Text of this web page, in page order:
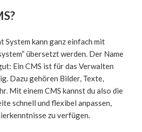
System kann ganz einfach mit
übersetzt werden. Der Name
Ein CMS ist für das Verwalten
Dazu gehören Bilder, Texte,
Mit einem CMS kannst du also die
schnell und flexibel anpassen,
zu verfügen.